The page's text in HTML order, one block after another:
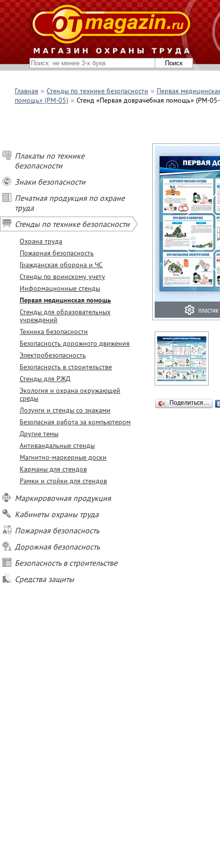
Главная Стенды по технике безопасности
Первая
помощь» (PM-05)
Стенд «Первая доврачебная помощь» (PM-05-
Плакаты по технике
безопасности
Знаки безопасности
Печатная продукция по охране
труда
Стенды по технике безопасности
Охрана труда
Пожарная безопасность
Гражданская оборона и ЧС
Стенды по воинскому учету
Информационные стенды
Первая медицинская помощь
Стенды для образовательных
учреждений
Техника безопасности
Безопасность дорожного движения
Электробезопасность
Безопасность в строительстве
Стенды для РЖД
Экология и охрана окружающей
среды
Лозунги и стенды со знаками
Безопасная работа за компьютером
Другие темы
Антивандальные стенды
Магнитно-маркерные доски
Карманы для стендов
Рамки и стойки для стендов
Маркировочная продукция
Кабинеты охраны труда
Пожарная безопасность
Дорожная безопасность
Безопасность в строительстве
Средства защиты
Поделиться…